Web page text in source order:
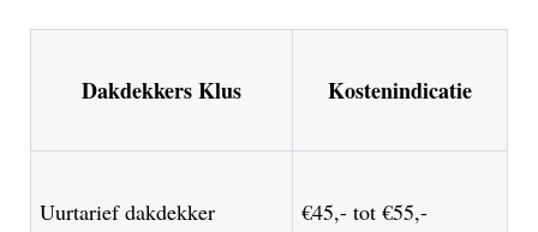
Dakdekkers Klus Kostenindicatie
Uurtarief dakdekker €45,- tot €55,-